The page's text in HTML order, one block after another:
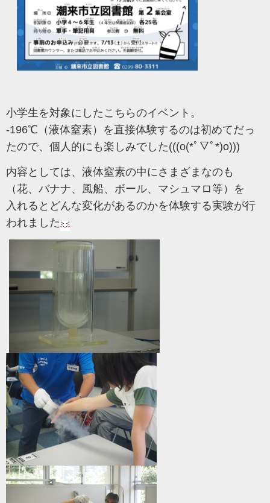
小学生を対象にしたこちらのイベント。
-196℃（液体窒素）を直接体験するのは初めてだっ
たので、個人的にも楽しみでした(((o(*ﾟ▽ﾟ*)o)))
内容としては、液体窒素の中にさまざまなのも
（花、バナナ、風船、ボール、マシュマロ等）を
入れるとどんな変化があるのかを体験する実験が行
われました